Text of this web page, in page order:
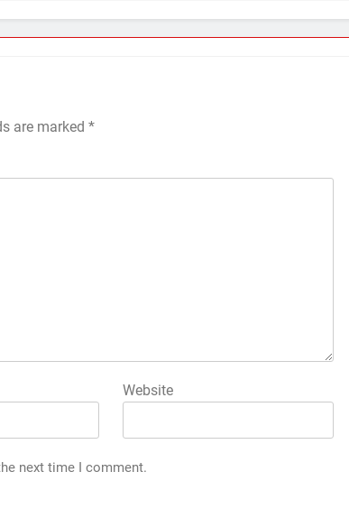
are marked *
Website
next time I comment.